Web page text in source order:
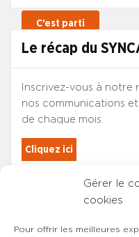
Gérer le
cookies
Pour offrir les meilleures
Le récap du
Inscrivez-vous à
nos communications
de chaque mois.
Cliquez ici
Les adhérents du
sont automatiquement